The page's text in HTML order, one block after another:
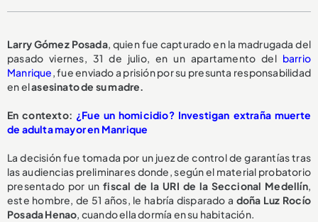
Larry Gómez Posada, quien fue capturado en la madrugada del
pasado viernes, 31 de julio, en un apartamento del barrio
Manrique, fue enviado a prisión por su presunta responsabilidad
en elasesinato de su madre.
En contexto: ¿Fue un homicidio? Investigan extraña muerte
de adulta mayor en Manrique
La decisión fue tomada por un juez de control de garantías tras
las audiencias preliminares donde, según el material probatorio
presentado por unfiscal de la URI de la Seccional Medellín,
este hombre, de 51 años, le habría disparado a doña Luz Rocío
Posada Henao, cuando ella dormía en su habitación.